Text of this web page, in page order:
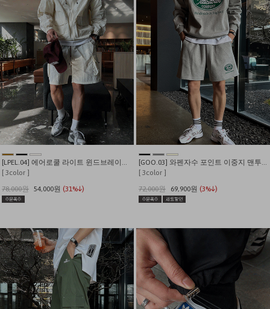
[LPEL.04] 에어로쿨 라이트 윈드브레이커 셋업
[ 3color ]
78,000원 54,000원 (31%↓)
[GOO.03] 와펜자수 포인트 이중지 맨투맨 반바지 셋업
[ 3color ]
72,000원
69,900원 (3%↓)